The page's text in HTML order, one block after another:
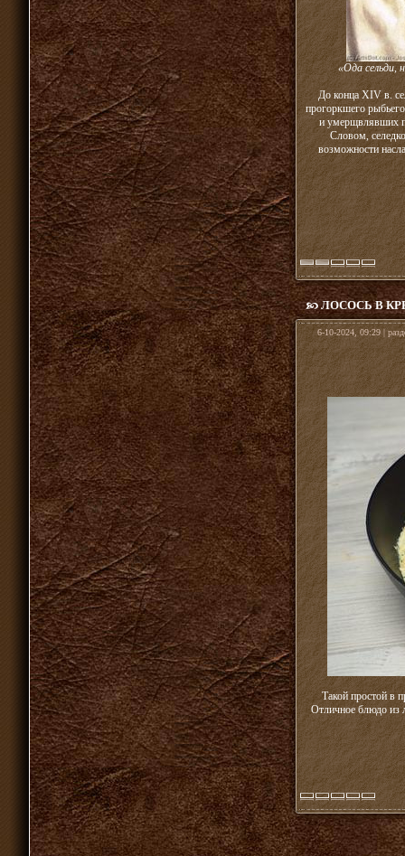
«Ода сельди,
До конца XIV в.
прогоркшего
и умерщвлявших
Словом,
возможности
ЛОСОСЬ В
6-10-2024, 09:29 |
Такой простой в
Отличное блюдо из